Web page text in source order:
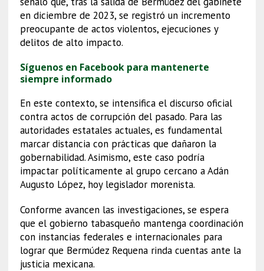
en diciembre de 2023, se registró un incremento
preocupante de actos violentos, ejecuciones y
delitos de alto impacto.
Síguenos en Facebook para mantenerte
siempre informado
En este contexto, se intensifica el discurso oficial
contra actos de corrupción del pasado. Para las
autoridades estatales actuales, es fundamental
marcar distancia con prácticas que dañaron la
gobernabilidad. Asimismo, este caso podría
impactar políticamente al grupo cercano a Adán
Augusto López, hoy legislador morenista.
Conforme avancen las investigaciones, se espera
que el gobierno tabasqueño mantenga coordinación
con instancias federales e internacionales para
lograr que Bermúdez Requena rinda cuentas ante la
justicia mexicana.